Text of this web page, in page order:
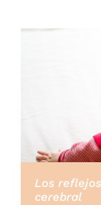
Los
cerebral